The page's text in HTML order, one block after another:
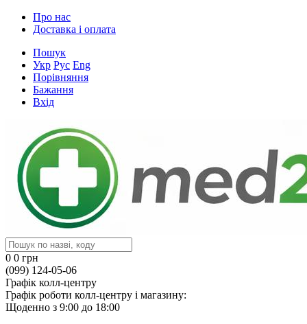
Про нас
Доставка і оплата
Пошук
Укр Рус Eng
Порівняння
Бажання
Вхід
0 0 грн
(099) 124-05-06
Графік колл-центру
Графік роботи колл-центру і магазину:
Щоденно з 9:00 до 18:00